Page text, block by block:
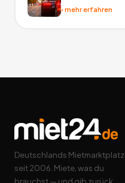
›mehr erfahren
Deutschlands Mietmarktplatz
seit 2006. Miete, was du